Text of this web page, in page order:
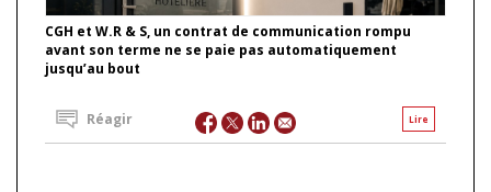
CGH et W.R & S, un contrat de communication rompu
avant son terme ne se paie pas automatiquement
jusqu’au bout
Lire
Réagir